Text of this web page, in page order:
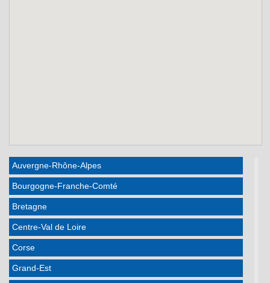
Auvergne-Rhône-Alpes
Bourgogne-Franche-Comté
Bretagne
Centre-Val de Loire
Corse
Grand-Est